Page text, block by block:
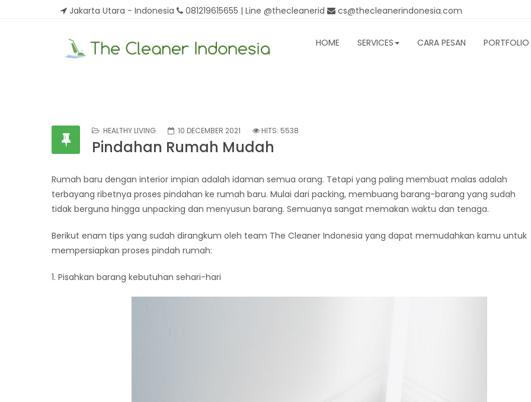
Jakarta Utara - Indonesia 081219615655 | Line @thecleanerid cs@thecleanerindonesia.com
HOME SERVICES CARA PESAN PORTFOLIO
HEALTHY LIVING 10 DECEMBER 2021 HITS: 5538
Pindahan Rumah Mudah
Rumah baru dengan interior impian adalah idaman semua orang. Tetapi yang paling membuat malas adalah
terbayang ribetnya proses pindahan ke rumah baru. Mulai dari packing, membuang barang-barang yang sudah
tidak berguna hingga unpacking dan menyusun barang. Semuanya sangat memakan waktu dan tenaga.
Berikut enam tips yang sudah dirangkum oleh team The Cleaner Indonesia yang dapat memudahkan kamu untuk
mempersiapkan proses pindah rumah:
1. Pisahkan barang kebutuhan sehari-hari